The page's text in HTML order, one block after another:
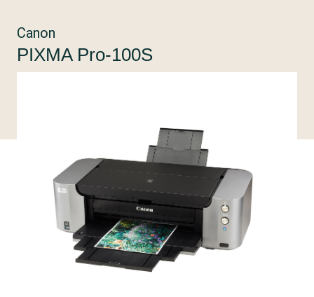
Canon
PIXMA Pro-100S